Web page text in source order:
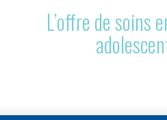
L’offre de soins